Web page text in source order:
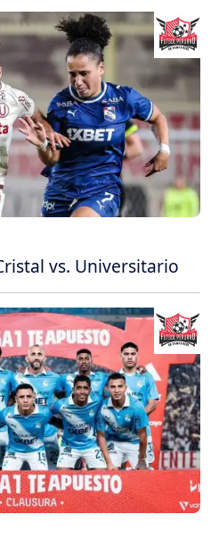
vs. Universitario